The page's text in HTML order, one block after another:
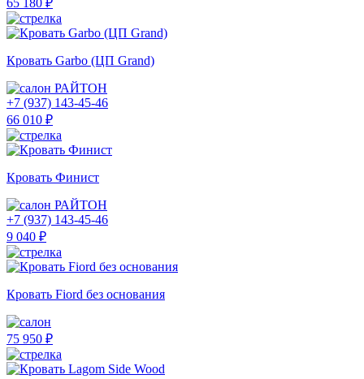
65 180 ₽
Кровать Garbo (ЦП Grand)
РАЙТОН
+7 (937) 143-45-46
66 010 ₽
Кровать Финист
РАЙТОН
+7 (937) 143-45-46
9 040 ₽
Кровать Fiord без основания
75 950 ₽